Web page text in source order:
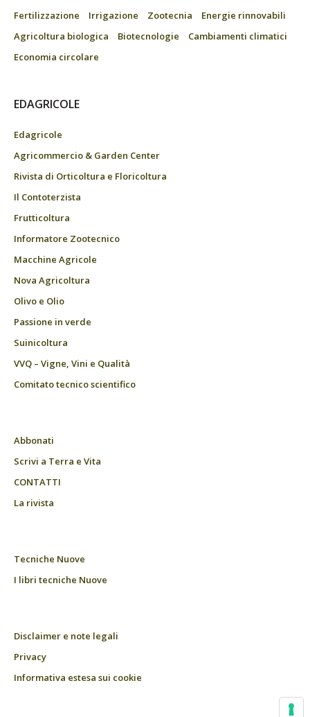
Fertilizzazione
Irrigazione Zootecnia
Energie rinnovabili
Agricoltura biologica
Biotecnologie
Cambiamenti climatici
Economia circolare
EDAGRICOLE
Edagricole
Agricommercio & Garden Center
Rivista di Orticoltura e Floricoltura
Il Contoterzista
Frutticoltura
Informatore Zootecnico
Macchine Agricole
Nova Agricoltura
Olivo e Olio
Passione in verde
Suinicoltura
VVQ – Vigne, Vini e Qualità
Comitato tecnico scientifico
Abbonati
Scrivi a Terra e Vita
CONTATTI
La rivista
Tecniche Nuove
I libri tecniche Nuove
Disclaimer e note legali
Privacy
Informativa estesa sui cookie